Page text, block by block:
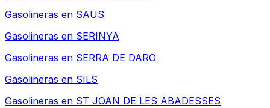
Gasolineras en SAUS
Gasolineras en SERINYA
Gasolineras en SERRA DE DARO
Gasolineras en SILS
Gasolineras en ST JOAN DE LES ABADESSES